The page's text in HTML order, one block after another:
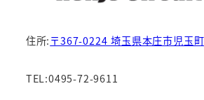
住所: 〒367-0224 埼玉県本庄市児玉
TEL:0495-72-9611